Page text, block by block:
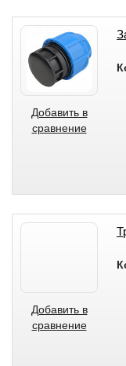
Добавить в
сравнение
Добавить в
сравнение